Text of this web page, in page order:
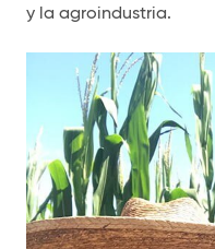
y la agroindustria.